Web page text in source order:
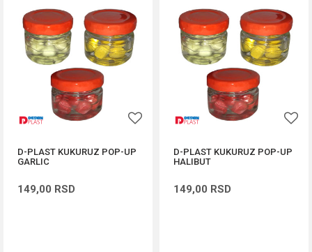
D-PLAST KUKURUZ POP-UP
GARLIC
149,00 RSD
D-PLAST KUKURUZ POP-UP
HALIBUT
149,00 RSD